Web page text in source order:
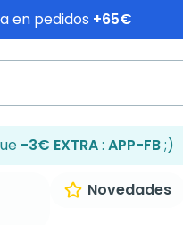
en pedidos +65€
-3€ EXTRA: APP-FB;)
Novedades